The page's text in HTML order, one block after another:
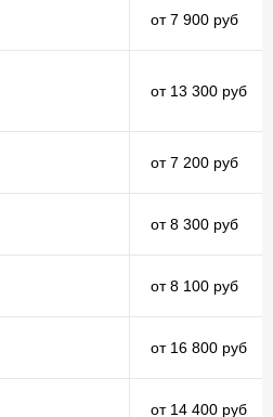
от 7 900 руб
от 13 300 руб
от 7 200 руб
от 8 300 руб
от 8 100 руб
от 16 800 руб
от 14 400 руб